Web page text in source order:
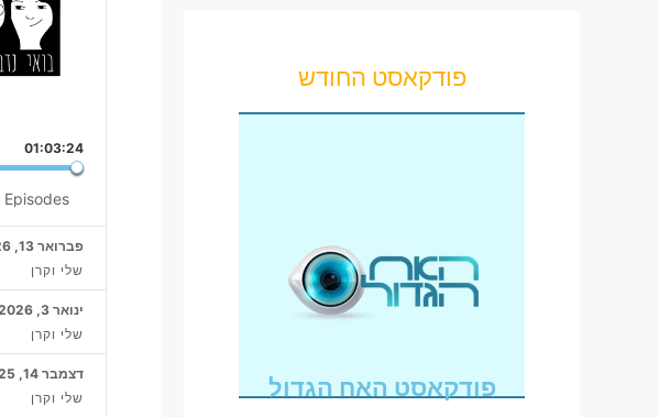
01:03:24
Episodes
פברואר 13, 2026
שלי וקרן
ינואר 3, 2026
שלי וקרן
דצמבר 14, 2025
שלי וקרן
פודקאסט החודש
פודקאסט האח הגדול